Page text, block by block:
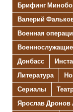
Брифинг
Валерий
Военная
Военнослужащие
Донбасс
Литература
Сериалы
Ярослав Дронов